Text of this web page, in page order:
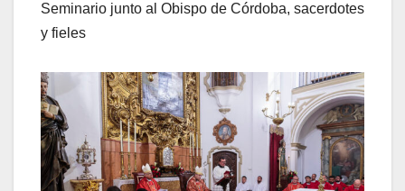
Seminario junto al Obispo de Córdoba, sacerdotes
y fieles